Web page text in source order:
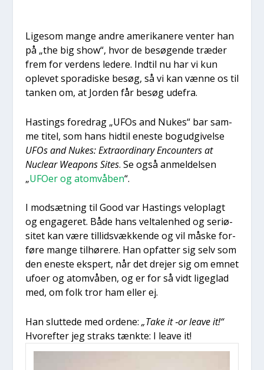
Lige­som man­ge andre ame­ri­ka­ne­re ven­ter han
på „the big show“, hvor de besø­gen­de træ­der
frem for ver­dens lede­re. Ind­til nu har vi kun
ople­vet spora­di­ske besøg, så vi kan væn­ne os til
tan­ken om, at Jor­den får besøg ude­fra.
Hastings fored­rag „UFOs and Nukes“ bar sam­
me titel, som hans hidtil ene­ste bog­ud­gi­vel­se
UFOs and Nukes: Extra­or­di­nary Enco­un­ters at
Nuclear Wea­pons Sites. Se også anmel­del­sen
„UFO­er og atom­vå­ben“.
I mod­sæt­ning til Good var Hastings vel­o­p­lagt
og enga­ge­ret. Både hans vel­ta­len­hed og seri­ø­
si­tet kan være til­lidsvæk­ken­de og vil måske for­
fø­re man­ge til­hø­re­re. Han opfat­ter sig selv som
den ene­ste eks­pert, når det dre­jer sig om emnet
ufo­er og atom­vå­ben, og er for så vidt ligeg­lad
med, om folk tror ham eller ej.
Han slut­te­de med orde­ne: „Take it ‑or lea­ve it!“
Hvor­ef­ter jeg straks tænk­te: I lea­ve it!